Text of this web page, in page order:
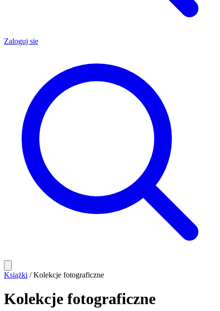
Zaloguj się
Książki / Kolekcje fotograficzne
Kolekcje fotograficzne